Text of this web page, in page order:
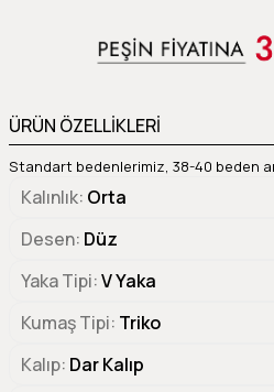
ÜRÜN ÖZELLİKLERİ
Standart bedenlerimiz, 38-40 beden
Kalınlık Orta
Desen Düz
Yaka Tipi V Yaka
Kumaş Tipi Triko
Kalıp Dar Kalıp